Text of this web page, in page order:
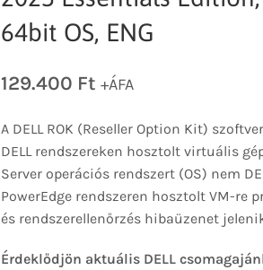
64bit OS, ENG
129.400 Ft +ÁFA
A DELL ROK (Reseller Option Kit)
DELL rendszereken hosztolt virtuális
Server operációs rendszert (OS) nem
PowerEdge rendszeren hosztolt VM-
és rendszerellenőrzés hibaüzenet
Érdeklődjön aktuális DELL